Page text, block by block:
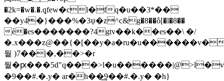
�2k=�w�.�.ٜqfew�cl�fq�u��3*��
��y4�}���%�3ψ�z^c&g�8��ô[�l�8��
ѐ�es�������?4gtv��k��es��\ �/
�.x���z@��{�[��y�a�ru�u������v�
뒅  )7��|�,��>�r
뒅
�9��#.�.y� аr�h��͢9��#.�.y� �h}